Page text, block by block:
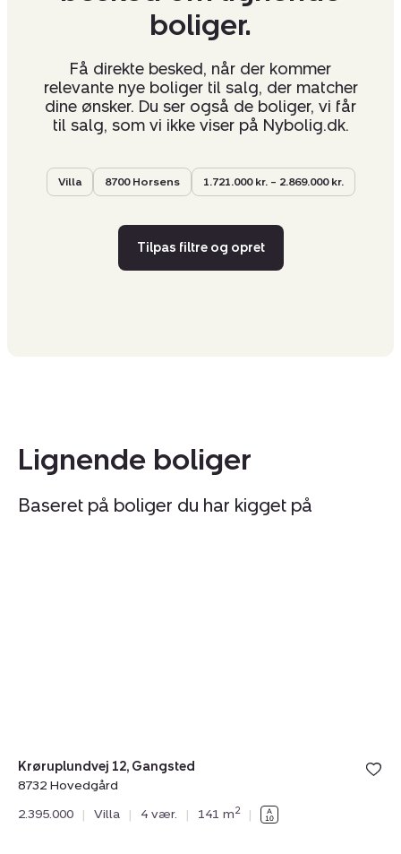
boliger.
Få direkte besked, når der kommer
relevante nye boliger til salg, der matcher
dine ønsker. Du ser også de boliger, vi får
til salg, som vi ikke viser på Nybolig.dk.
Villa 8700 Horsens 1.721.000 kr. – 2.869.000 kr.
Tilpas filtre og opret
Lignende boliger
Baseret på boliger du har kigget på
Krøruplundvej 12, Gangsted
8732 Hovedgård
2.395.000
| Villa | 4 vær. | 141 m2 |